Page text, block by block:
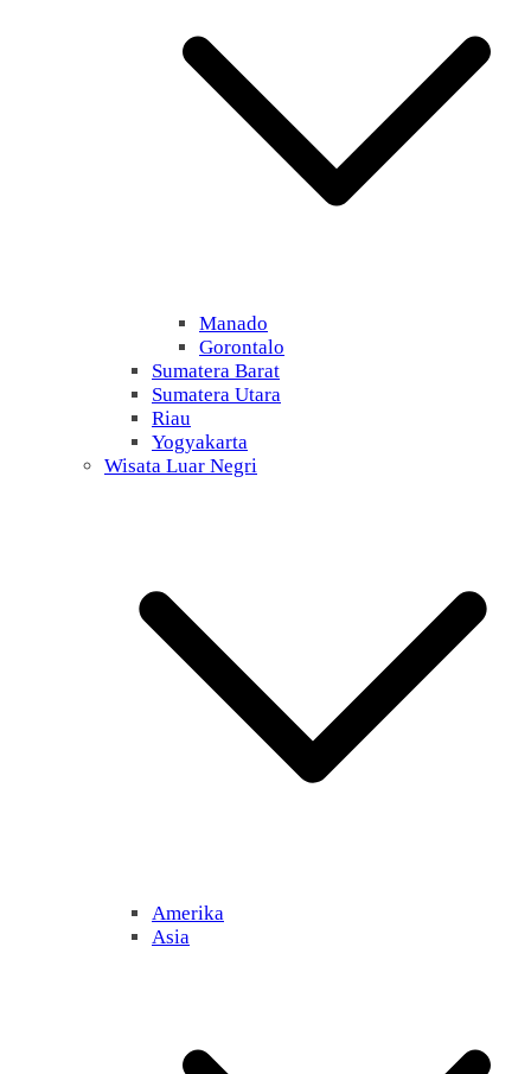
Manado
Gorontalo
Sumatera Barat
Sumatera Utara
Riau
Yogyakarta
Wisata Luar Negri
Amerika
Asia